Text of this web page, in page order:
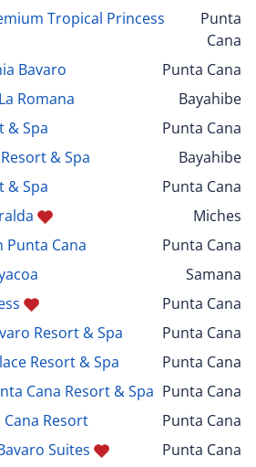
Tropical Princess
Punta
Cana
Bavaro
Punta Cana
Romana
Bayahibe
& Spa
Punta Cana
& Spa
Bayahibe
& Spa
Punta Cana
Miches
Punta Cana
Punta Cana
Samana
Punta Cana
Resort & Spa
Punta Cana
Resort & Spa
Punta Cana
Cana Resort & Spa Punta Cana
Resort
Punta Cana
Suites
Punta Cana